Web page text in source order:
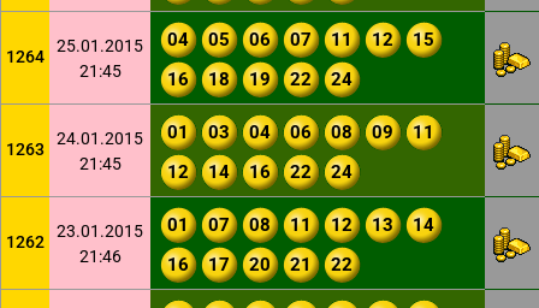
1264
25.01.2015
21:45
04 05 06 07 11 12
15
16
18 19 22 24
1263
24.01.2015
21:45
01 03 04 06 08 09
11
12
14 16 22 24
1262
23.01.2015
21:46
01 07 08 11 12 13
14
16
17 20 21 22